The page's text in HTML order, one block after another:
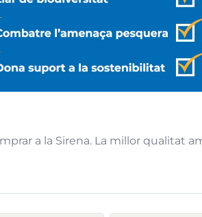
a la Sirena. La millor qualitat